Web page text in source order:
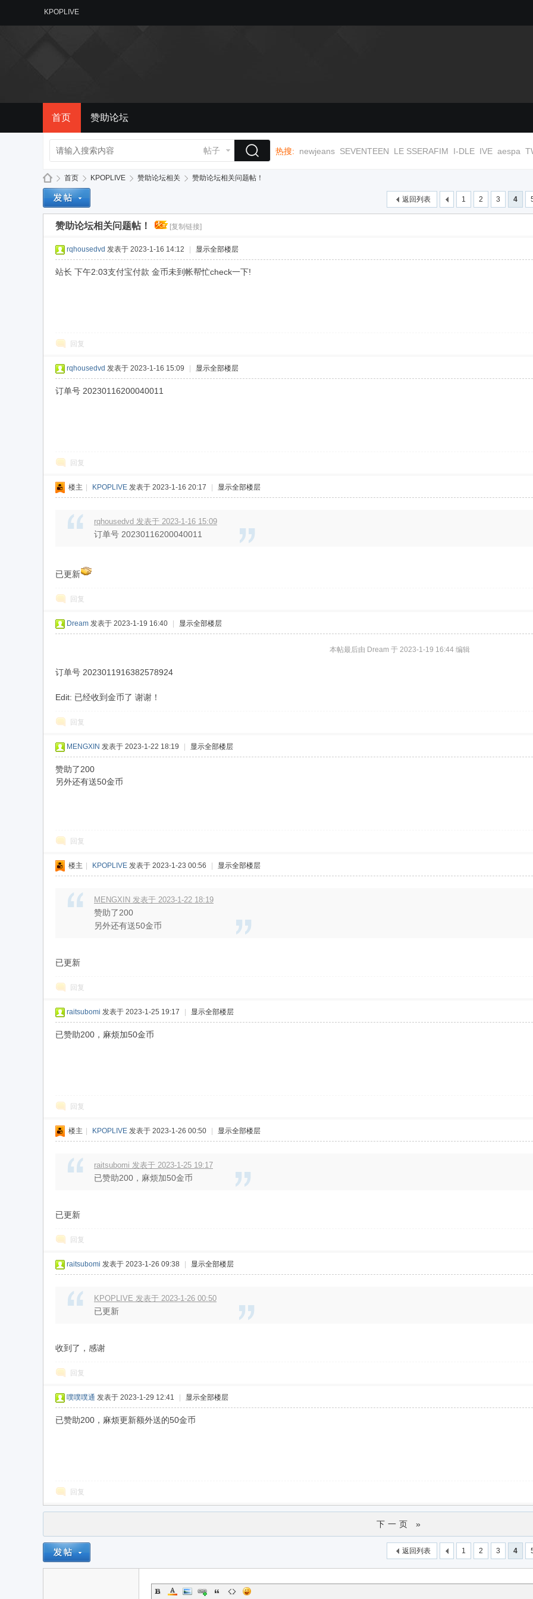
KPOPLIVE
首页 赞助论坛
帖子 热搜: newjeans SEVENTEEN LE SSERAFIM I-DLE IVE aespa
e.x
»
首页
›
KPOPLIVE
›
赞助论坛相关
›
赞助论坛相关问题帖！
1 2 3 4
返回列表
赞助论坛相关问题帖！ [复制链接]
rqhousedvd 发表于 2023-1-16 14:12 显示全部楼层
站长 下午2:03支付宝付款 金币未到帐帮忙check一下!
回复
rqhousedvd 发表于 2023-1-16 15:09 显示全部楼层
订单号 20230116200040011
回复
楼主 KPOPLIVE 发表于 2023-1-16 20:17 显示全部楼层
rqhousedvd 发表于 2023-1-16 15:09
订单号 20230116200040011
已更新
回复
Dream 发表于 2023-1-19 16:40 显示全部楼层
本帖最后由 Dream 于 2023-1-19 16:44 编辑
订单号 2023011916382578924
Edit: 已经收到金币了 谢谢！
回复
MENGXIN 发表于 2023-1-22 18:19 显示全部楼层
赞助了200
另外还有送50金币
回复
楼主 KPOPLIVE 发表于 2023-1-23 00:56 显示全部楼层
MENGXIN 发表于 2023-1-22 18:19
赞助了200
另外还有送50金币
已更新
回复
raitsubomi 发表于 2023-1-25 19:17 显示全部楼层
已赞助200，麻烦加50金币
回复
楼主 KPOPLIVE 发表于 2023-1-26 00:50 显示全部楼层
raitsubomi 发表于 2023-1-25 19:17
已赞助200，麻烦加50金币
已更新
回复
raitsubomi 发表于 2023-1-26 09:38 显示全部楼层
KPOPLIVE 发表于 2023-1-26 00:50
已更新
收到了，感谢
回复
噗噗噗通 发表于 2023-1-29 12:41 显示全部楼层
已赞助200，麻烦更新额外送的50金币
回复
下一页 »
1 2 3 4
返回列表